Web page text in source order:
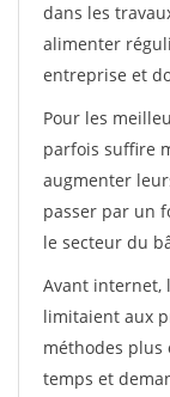
dans les
alimenter
entreprise et
Pour les
parfois suffire
augmenter
passer par un
le secteur du
Avant internet,
limitaient aux
méthodes plus
temps et